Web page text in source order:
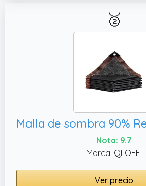
🥈
Nota: 9.7
Marca: QLOFEI
Ver precio